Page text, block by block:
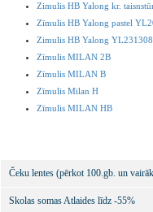
Zimulis HB Yalong kr.
Zīmulis HB Yalong pastel
Zimulis HB Yalong YL231308
Zīmulis MILAN 2B
Zīmulis MILAN B
Zīmulis Milan H
Zīmulis MILAN HB
Čeku lentes (pērkot 100.gb. un
Skolas somas Atlaides līdz -55%